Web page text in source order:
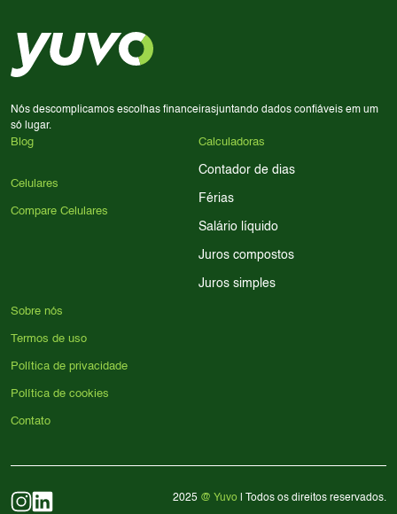
processador e bateria são essenciais. Use nossos filtros
para encontrar o celular ideal.
Nós descomplicamos escolhas financeirasjuntando dados confiáveis em um
só lugar.
Blog
Celulares
Compare Celulares
Calculadoras
Contador de dias
Férias
Salário líquido
Juros compostos
Juros simples
Sobre nós
Termos de uso
Política de privacidade
Política de cookies
Contato
2025 @ Yuvo | Todos os direitos reservados.